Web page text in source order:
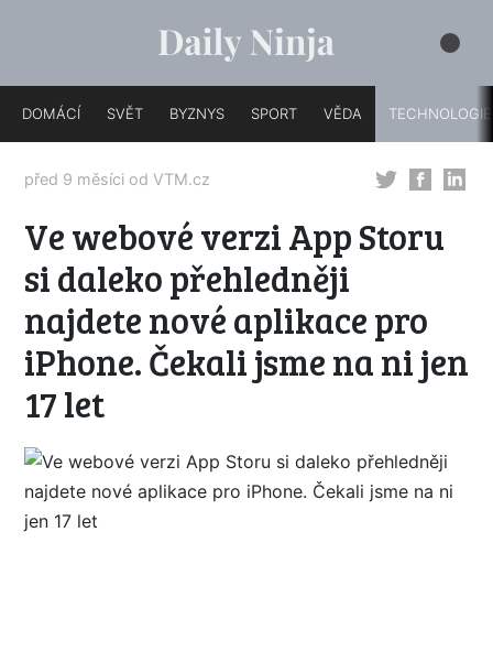
DOMÁCÍ SVĚT BYZNYS SPORT VĚDA TECHNOLOGIE
před 9 měsíci od VTM.cz
Ve webové verzi App Storu
si daleko přehledněji
najdete nové aplikace pro
iPhone. Čekali jsme na ni jen
17 let